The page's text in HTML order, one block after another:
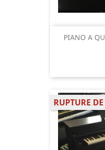
PIANO A
RUPTURE